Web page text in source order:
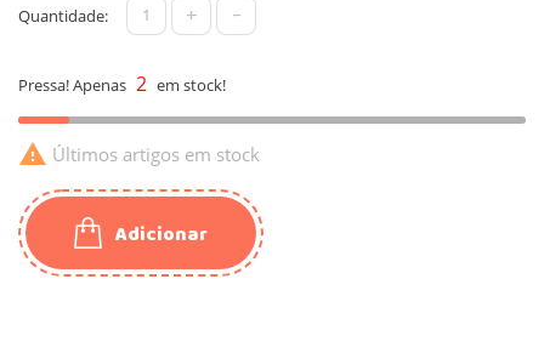
Quantidade: + -
Pressa! Apenas 2 em stock!
 Últimos artigos em stock
Adicionar